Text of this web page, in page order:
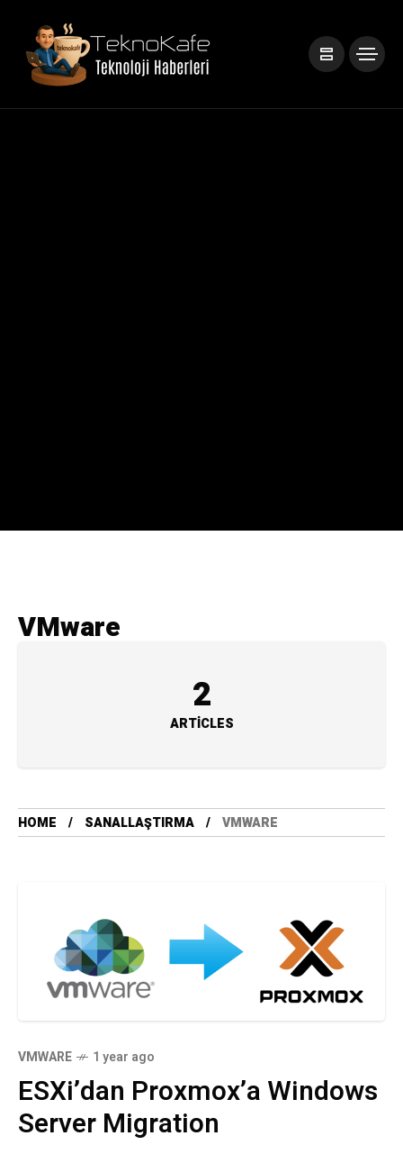
VMware
2
ARTICLES
HOME SANALLAŞTIRMA VMWARE
VMWARE 1 year ago
ESXi’dan Proxmox’a Windows
Server Migration